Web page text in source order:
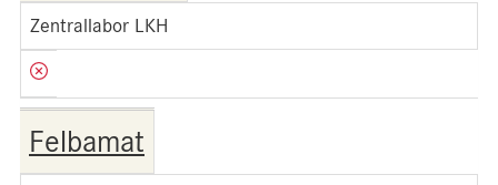
Zentrallabor LKH
Felbamat